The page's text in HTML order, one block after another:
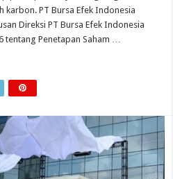
karbon. PT Bursa Efek Indonesia
Direksi PT Bursa Efek Indonesia
Penetapan Saham …